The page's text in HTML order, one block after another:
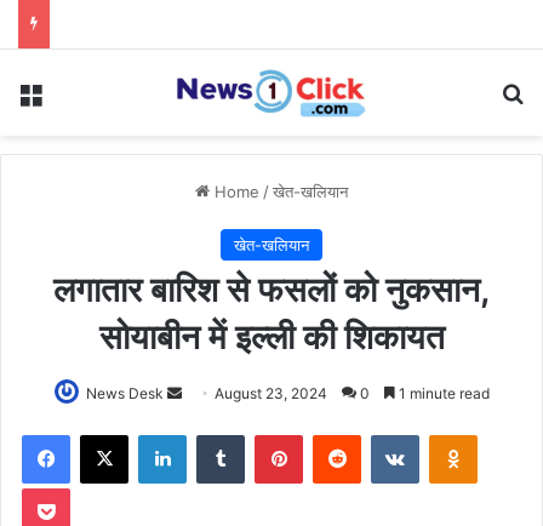
Menu
Home /खेत-खलियान
खेत-खलियान
लगातार बारिश से फसलों को नुकसान,
सोयाबीन में इल्ली की शिकायत
News Desk
Send
email
August 23, 2024 0 1 minute read
Facebook
X LinkedInTumblr PinterestReddit VKontakte
Pocket